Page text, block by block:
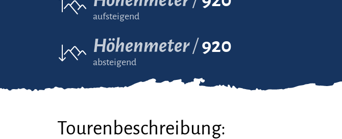
aufsteigend
Höhenmeter 920
absteigend
Tourenbeschreibung: